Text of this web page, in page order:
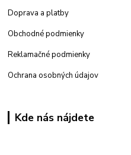
Doprava a platby
Obchodné podmienky
Reklamačné podmienky
Ochrana osobných údajov
Kde nás nájdete